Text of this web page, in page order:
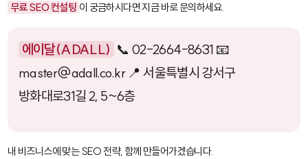
무료 SEO 컨설팅 이 궁금하시다면 지금 바로 문의하세요.
에이달(ADALL) 📞 02-2664-8631 📧
master@adall.co.kr 📍 서울특별시 강서구
방화대로31길 2, 5~6층
내 비즈니스에 맞는 SEO 전략, 함께 만들어가겠습니다.